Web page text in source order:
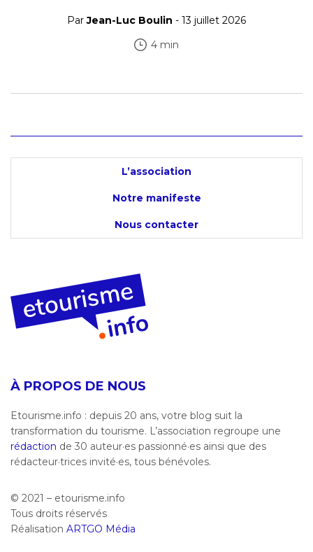
ParJean-Luc Boulin - 13 juillet 2026
4 min
L’association
Notre manifeste
Nous contacter
À PROPOS DE NOUS
Etourisme.info : depuis 20 ans, votre blog suit la
transformation du tourisme. L’association regroupe une
rédaction de 30 auteur·es passionné·es ainsi que des
rédacteur·trices invité·es, tous bénévoles.
© 2021 – etourisme.info
Tous droits réservés
Réalisation ARTGO Média